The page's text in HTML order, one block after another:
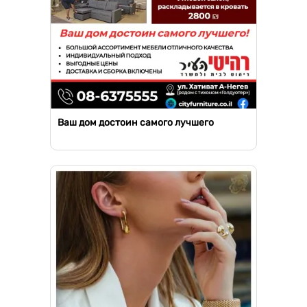
Ваш дом достоин самого лучшего